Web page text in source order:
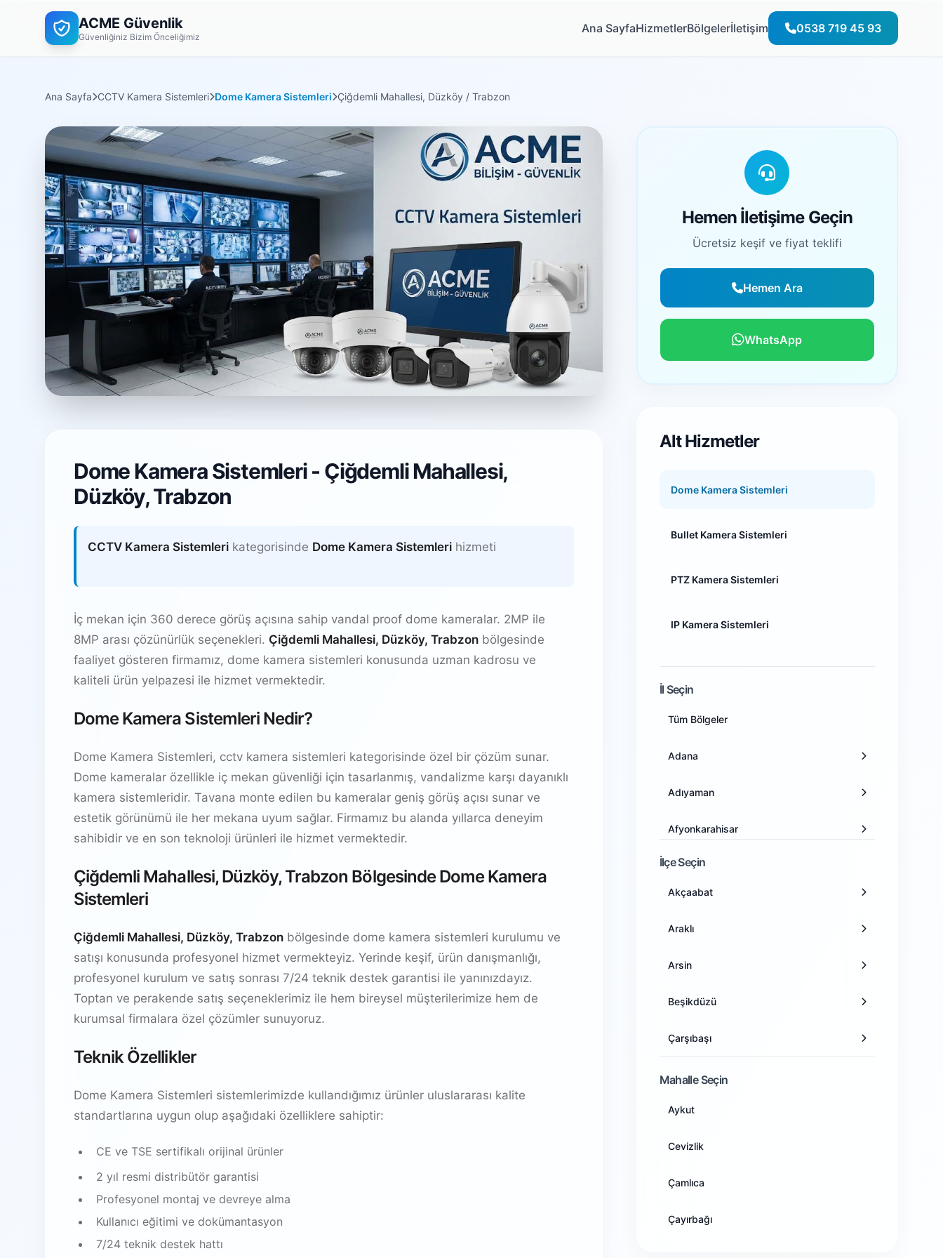
ACME Güvenlik
Güvenliğiniz Bizim Önceliğimiz
Ana SayfaHizmetlerBölgelerİletişim 0538 719 45 93
Ana Sayfa CCTV Kamera Sistemleri Dome Kamera Sistemleri Çiğdemli Mahallesi, Düzköy / Trabzon
Dome Kamera Sistemleri
Çiğdemli Mahallesi, Düzköy / Trabzon
Dome Kamera Sistemleri - Çiğdemli Mahallesi,
Düzköy, Trabzon
CCTV Kamera Sistemleri kategorisinde Dome Kamera Sistemleri hizmeti
İç mekan için 360 derece görüş açısına sahip vandal proof dome kameralar. 2MP ile
8MP arası çözünürlük seçenekleri. Çiğdemli Mahallesi, Düzköy, Trabzon bölgesinde
faaliyet gösteren firmamız, dome kamera sistemleri konusunda uzman kadrosu ve
kaliteli ürün yelpazesi ile hizmet vermektedir.
Dome Kamera Sistemleri Nedir?
Dome Kamera Sistemleri, cctv kamera sistemleri kategorisinde özel bir çözüm sunar.
Dome kameralar özellikle iç mekan güvenliği için tasarlanmış, vandalizme karşı dayanıklı
kamera sistemleridir. Tavana monte edilen bu kameralar geniş görüş açısı sunar ve
estetik görünümü ile her mekana uyum sağlar. Firmamız bu alanda yıllarca deneyim
sahibidir ve en son teknoloji ürünleri ile hizmet vermektedir.
Çiğdemli Mahallesi, Düzköy, Trabzon Bölgesinde Dome Kamera
Sistemleri
Çiğdemli Mahallesi, Düzköy, Trabzon bölgesinde dome kamera sistemleri kurulumu ve
satışı konusunda profesyonel hizmet vermekteyiz. Yerinde keşif, ürün danışmanlığı,
profesyonel kurulum ve satış sonrası 7/24 teknik destek garantisi ile yanınızdayız.
Toptan ve perakende satış seçeneklerimiz ile hem bireysel müşterilerimize hem de
kurumsal firmalara özel çözümler sunuyoruz.
Teknik Özellikler
Dome Kamera Sistemleri sistemlerimizde kullandığımız ürünler uluslararası kalite
standartlarına uygun olup aşağıdaki özelliklere sahiptir:
CE ve TSE sertifikalı orijinal ürünler
2 yıl resmi distribütör garantisi
Profesyonel montaj ve devreye alma
Kullanıcı eğitimi ve dokümantasyon
7/24 teknik destek hattı
Hemen İletişime Geçin
Ücretsiz keşif ve fiyat teklifi
Hemen Ara
WhatsApp
Alt Hizmetler
Dome Kamera Sistemleri
Bullet Kamera Sistemleri
PTZ Kamera Sistemleri
IP Kamera Sistemleri
İl Seçin
Tüm Bölgeler
Adana
Adıyaman
Afyonkarahisar
Ağrı
Amasya
Artvin
Aydın
Balıkesir
İlçe Seçin
Akçaabat
Araklı
Arsin
Beşikdüzü
Çarşıbaşı
Çaykara
Dernekpazarı
Düzköy
Hayrat
Köprübaşı
Mahalle Seçin
Aykut
Cevizlik
Çamlıca
Çayırbağı